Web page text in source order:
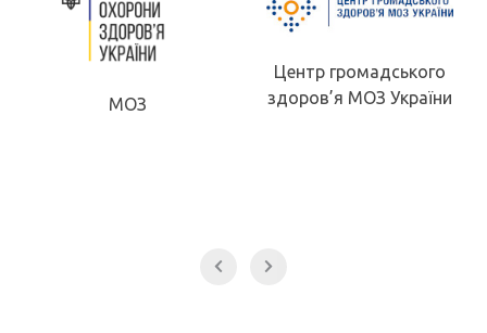
здоров’я МОЗ України
МОН